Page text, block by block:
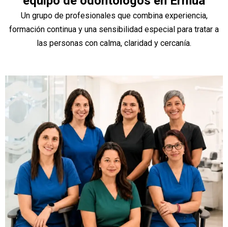
Un grupo de profesionales que combina experiencia,
formación continua y una sensibilidad especial para tratar a
las personas con calma, claridad y cercanía.